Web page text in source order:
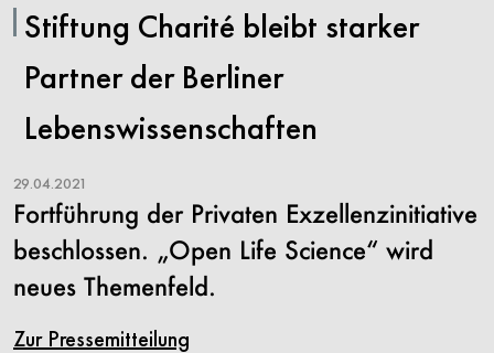
Stiftung Charité bleibt starker
Partner der Berliner
Lebenswissenschaften
29.04.2021
Fortführung der Privaten Exzellenzinitiative
beschlossen. „Open Life Science“ wird
neues Themenfeld.
Zur Pressemitteilung